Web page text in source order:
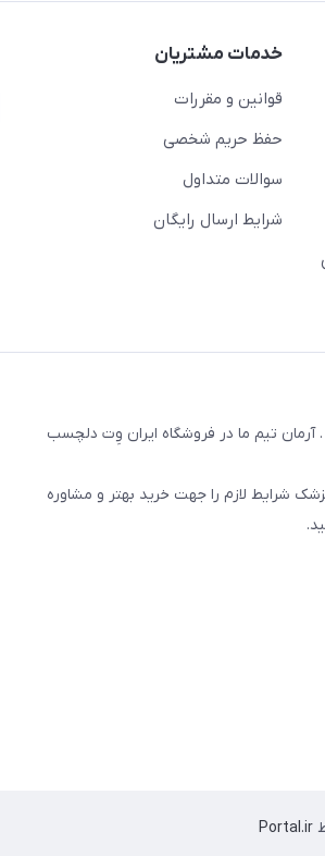
خدمات مشتریان
قوانین و مقررات
حفظ حریم شخصی
سوالات متداول
شرایط ارسال رایگان
آرمان تیم ما در فروشگاه ایران وِت دلچسب
شرایط لازم را جهت خرید بهتر و مشاوره
Portal.ir